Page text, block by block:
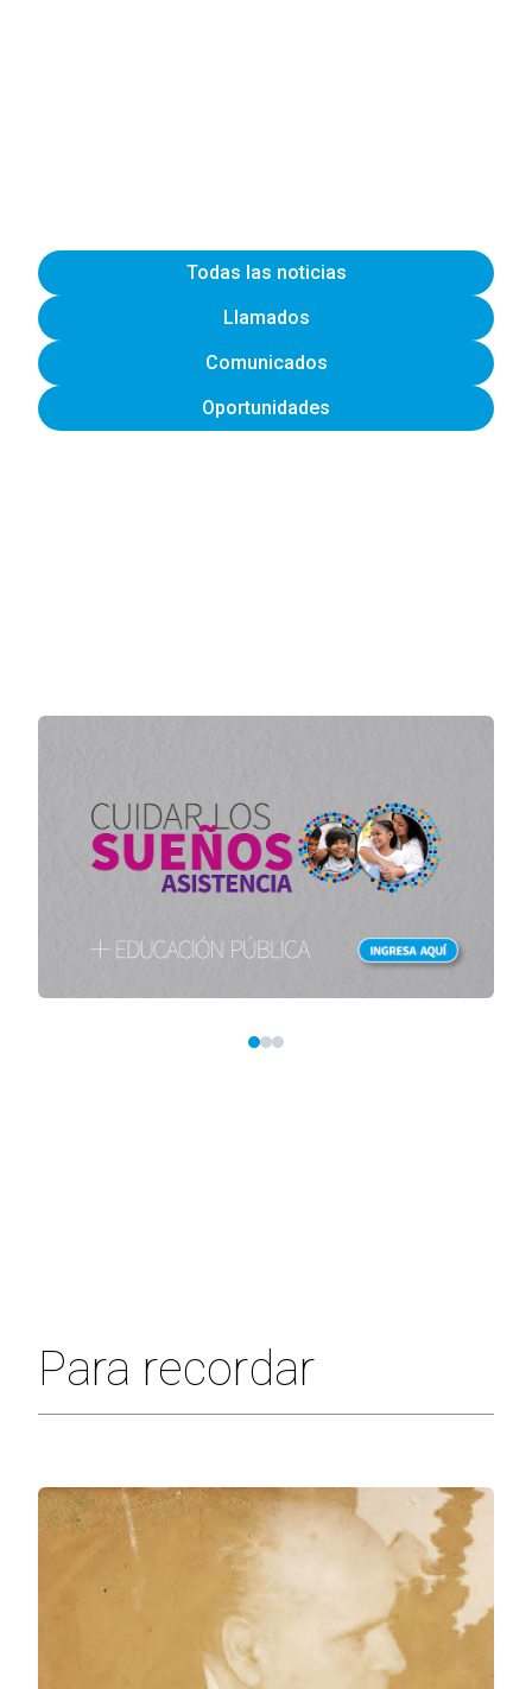
Todas las noticias
Llamados
Comunicados
Oportunidades
Para recordar